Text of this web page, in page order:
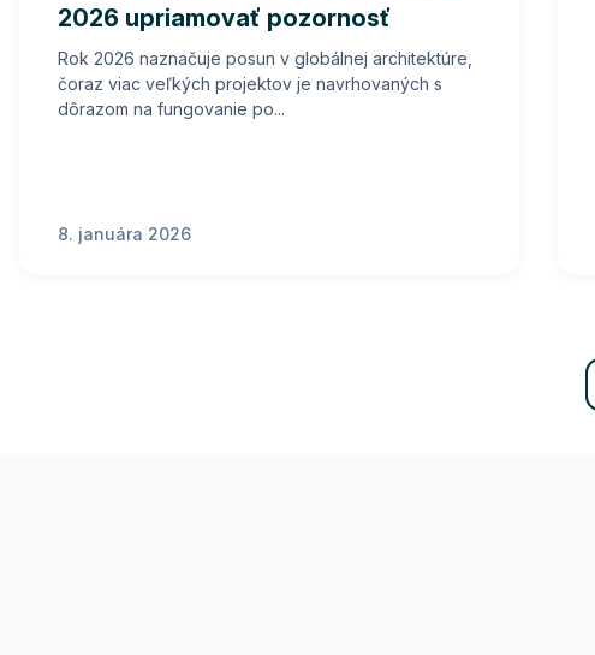
2026 upriamovať pozornosť
Rok 2026 naznačuje posun v globálnej architektúre,
čoraz viac veľkých projektov je navrhovaných s
dôrazom na fungovanie po...
8. januára 2026